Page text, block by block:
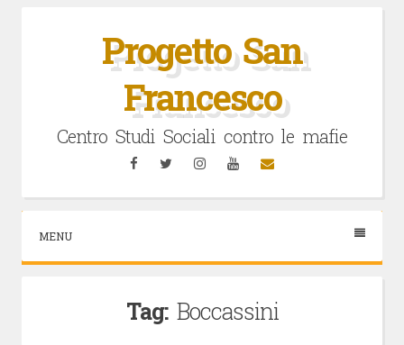
Progetto San
Francesco
Centro Studi Sociali contro le mafie
FacebookTwitterInstagramYouTubeEmail
MENU
Tag: Boccassini